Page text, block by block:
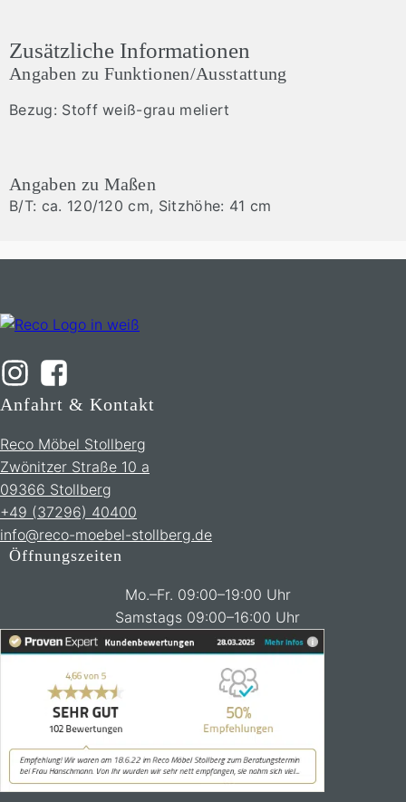
Zusätzliche Informationen
Angaben zu Funktionen/Ausstattung
Bezug: Stoff weiß-grau meliert
Angaben zu Maßen
B/T: ca. 120/120 cm, Sitzhöhe: 41 cm
Anfahrt & Kontakt
Reco Möbel Stollberg
Zwönitzer Straße 10 a
09366 Stollberg
+49 (37296) 40400
info@reco-moebel-stollberg.de
Öffnungszeiten
Mo.–Fr. 09:00–19:00 Uhr
Samstags 09:00–16:00 Uhr